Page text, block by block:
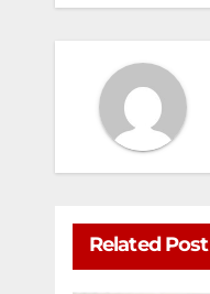
Related Post